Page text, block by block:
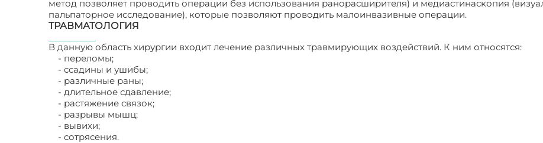
метод позволяет проводить операции без использования ранорасширителя) и медиастинаскопия
пальпаторное исследование), которые позволяют проводить малоинвазивные операции.
ТРАВМАТОЛОГИЯ
В данную область хирургии входит лечение различных травмирующих воздействий. К ним относятся:
- переломы;
- ссадины и ушибы;
- различные раны;
- длительное сдавление;
- растяжение связок;
- разрывы мышц;
- вывихи;
- сотрясения.